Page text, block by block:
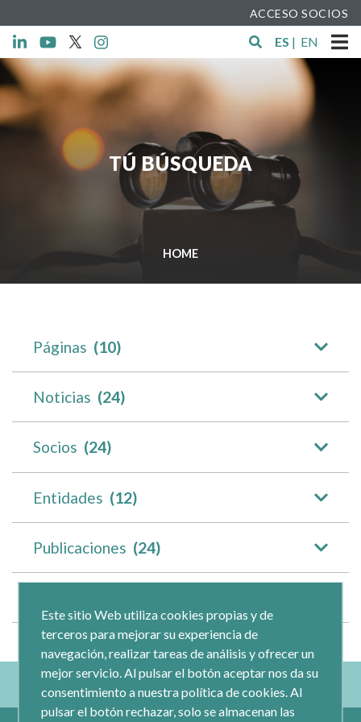
ACCESO SOCIOS
ES | EN
TÚ BÚSQUEDA
HOME
Páginas (10)
Noticias (24)
Socios (24)
Entidades (12)
Publicaciones (24)
Este sitio Web utiliza cookies propias y de
terceros para mejorar su experiencia de
navegación, realizar tareas de análisis y ofrecer un
mejor servicio. Al pulsar el botón aceptar nos da su
consentimiento a nuestra política de cookies. Al
pulsar el botón rechazar, solo se almacenan las